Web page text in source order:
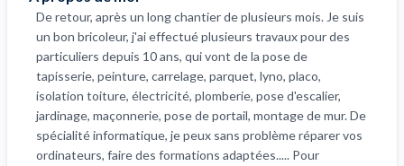
De retour, après un long chantier de plusieurs mois. Je suis
un bon bricoleur, j'ai effectué plusieurs travaux pour des
particuliers depuis 10 ans, qui vont de la pose de
tapisserie, peinture, carrelage, parquet, lyno, placo,
isolation toiture, électricité, plomberie, pose d'escalier,
jardinage, maçonnerie, pose de portail, montage de mur. De
spécialité informatique, je peux sans problème réparer vos
ordinateurs, faire des formations adaptées..... Pour